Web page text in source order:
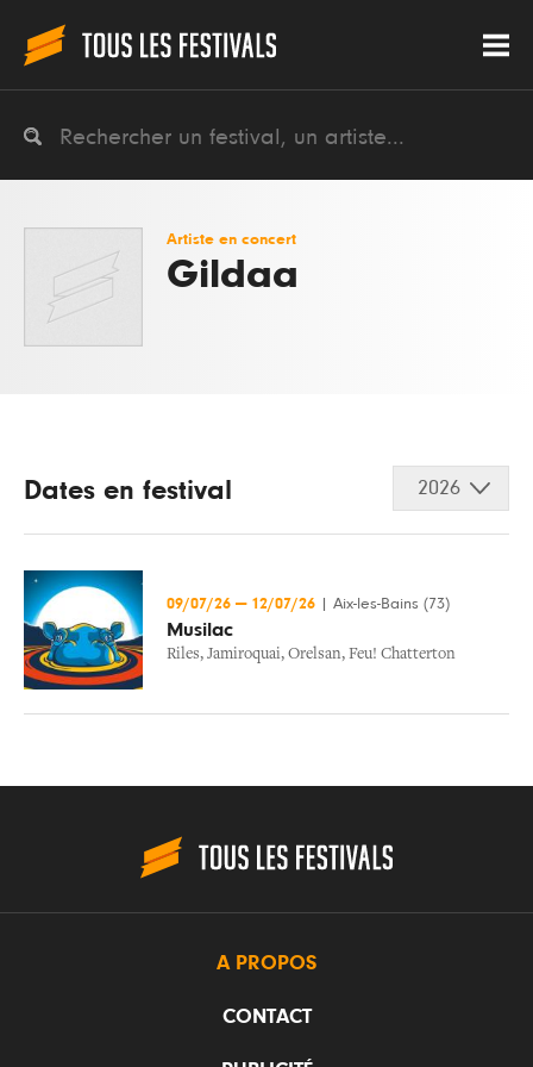
Artiste en concert
Gildaa
Dates en festival 2026
09/07/26 — 12/07/26 Aix-les-Bains (73)
Musilac
Riles, Jamiroquai, Orelsan, Feu! Chatterton
A PROPOS
CONTACT